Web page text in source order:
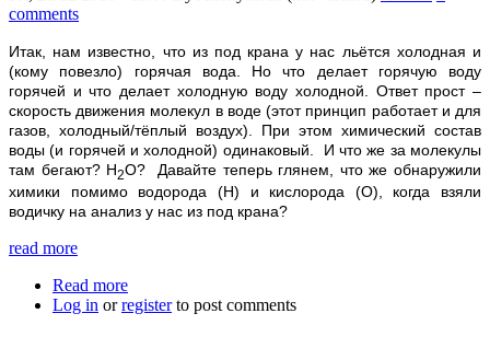
comments
Итак, нам известно, что из под крана у нас льётся холодная и
(кому повезло) горячая вода. Но что делает горячую воду
горячей и что делает холодную воду холодной. Ответ прост –
скорость движения молекул в воде (этот принцип работает и для
газов, холодный/тёплый воздух). При этом химический состав
воды (и горячей и холодной) одинаковый. И что же за молекулы
там бегают? Н2О?
Давайте теперь глянем, что же обнаружили
химики помимо водорода (H) и кислорода (O), когда взяли
водичку на анализ у нас из под крана?
read more
Read more
Log in orregisterto post comments